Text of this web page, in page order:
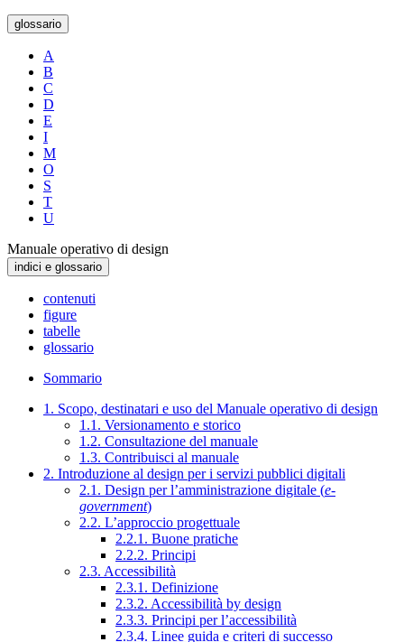
glossario
A
B
C
D
E
I
M
O
S
T
U
Manuale operativo di design
indici e glossario
contenuti
figure
tabelle
glossario
Sommario
1. Scopo, destinatari e uso del Manuale operativo di design
1.1. Versionamento e storico
1.2. Consultazione del manuale
1.3. Contribuisci al manuale
2. Introduzione al design per i servizi pubblici digitali
2.1. Design per l’amministrazione digitale (e-
government)
2.2. L’approccio progettuale
2.2.1. Buone pratiche
2.2.2. Principi
2.3. Accessibilità
2.3.1. Definizione
2.3.2. Accessibilità by design
2.3.3. Principi per l’accessibilità
2.3.4. Linee guida e criteri di successo